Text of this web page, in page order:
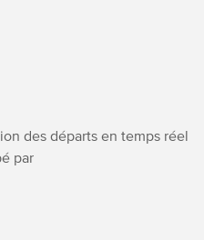
des départs en temps réel
par